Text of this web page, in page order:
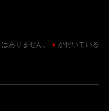
ありません。 ※ が付いている